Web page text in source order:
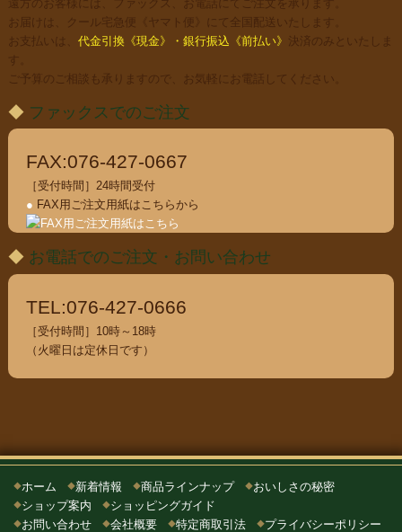
遠方のお客様には、ファックス、お電話にてご注文を承ります。
お届けは、クール宅急便《ヤマト便》にて全国配送いたします。
お支払いは、 代金引換《現金》・銀行振込《前払い》 決済のみといたしま
す。
ご予算のご相談も承りますので、お気軽にお電話してください。
◆ファックスでのご注文
FAX:076-427-0667
［受付時間］24時間受付
● FAX用ご注文用紙はこちらから
◆お電話でのご注文・お問い合わせ
TEL:076-427-0666
［受付時間］10時～18時
（火曜日は定休日です）
◆ホーム ◆新着情報 ◆商品ラインナップ ◆おいしさの秘密
◆ショップ案内 ◆ショッピングガイド
◆お問い合わせ ◆会社概要 ◆特定商取引法 ◆プライバシーポリシー